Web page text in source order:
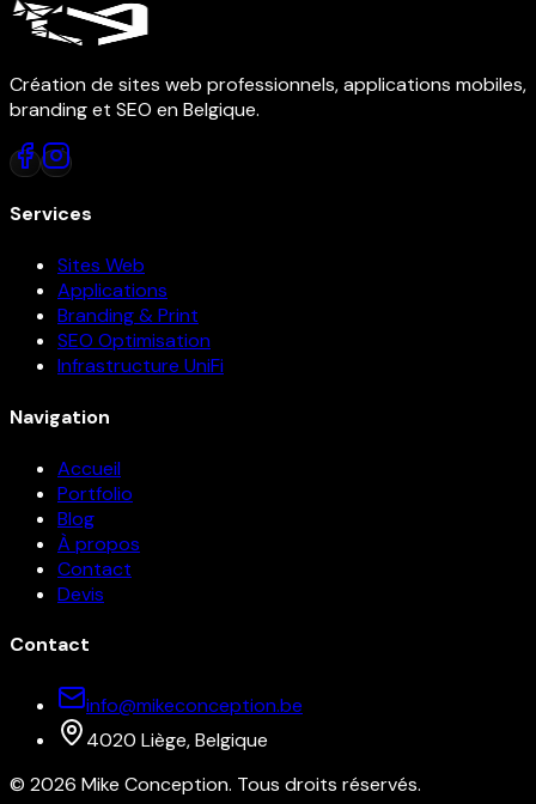
Création de sites web professionnels, applications mobiles,
branding et SEO en Belgique.
Services
Sites Web
Applications
Branding & Print
SEO Optimisation
Infrastructure UniFi
Navigation
Accueil
Portfolio
Blog
À propos
Contact
Devis
Contact
info@mikeconception.be
4020 Liège, Belgique
© 2026 Mike Conception. Tous droits réservés.